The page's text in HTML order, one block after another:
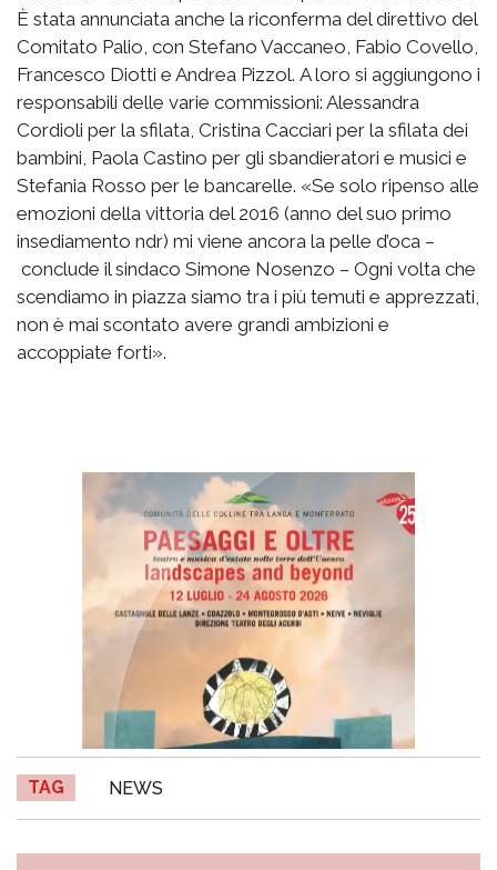
È stata annunciata anche la riconferma del direttivo del
Comitato Palio, con Stefano Vaccaneo, Fabio Covello,
Francesco Diotti e Andrea Pizzol. A loro si aggiungono i
responsabili delle varie commissioni: Alessandra
Cordioli per la sfilata, Cristina Cacciari per la sfilata dei
bambini, Paola Castino per gli sbandieratori e musici e
Stefania Rosso per le bancarelle. «Se solo ripenso alle
emozioni della vittoria del 2016 (anno del suo primo
insediamento ndr) mi viene ancora la pelle d’oca –
conclude il sindaco Simone Nosenzo – Ogni volta che
scendiamo in piazza siamo tra i più temuti e apprezzati,
non è mai scontato avere grandi ambizioni e
accoppiate forti».
TAG NEWS